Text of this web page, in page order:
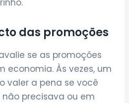
das promoções
se as promoções
economia. Às vezes, um
valer a pena se você
precisava ou em